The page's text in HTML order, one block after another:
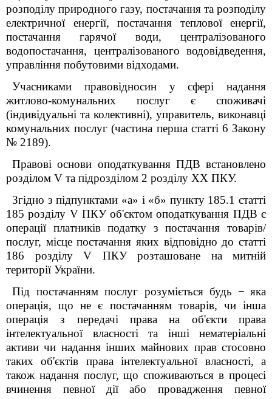
розподілу природного газу, постачання та розподілу
електричної енергії, постачання теплової енергії,
постачання гарячої води, централізованого
водопостачання, централізованого водовідведення,
управління побутовими відходами.
Учасниками правовідносин у сфері надання
житлово-комунальних послуг є споживачі
(індивідуальні та колективні), управитель, виконавці
комунальних послуг (частина перша статті 6 Закону
№ 2189).
Правові основи оподаткування ПДВ встановлено
розділом V та підрозділом 2 розділу XX ПКУ.
Згідно з підпунктами «а» і «б» пункту 185.1 статті
185 розділу V ПКУ об'єктом оподаткування ПДВ є
операції платників податку з постачання товарів/
послуг, місце постачання яких відповідно до статті
186 розділу V ПКУ розташоване на митній
території України.
Під постачанням послуг розуміється будь − яка
операція, що не є постачанням товарів, чи інша
операція з передачі права на об'єкти права
інтелектуальної власності та інші нематеріальні
активи чи надання інших майнових прав стосовно
таких об'єктів права інтелектуальної власності, а
також надання послуг, що споживаються в процесі
вчинення певної дії або провадження певної